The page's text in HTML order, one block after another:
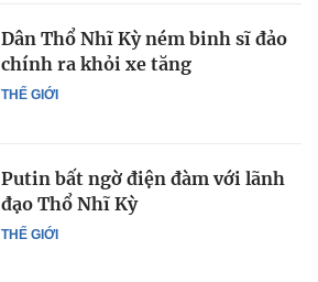
THẾ GIỚI
Dân Thổ Nhĩ Kỳ ném binh sĩ đảo
chính ra khỏi xe tăng
THẾ GIỚI
Putin bất ngờ điện đàm với lãnh
đạo Thổ Nhĩ Kỳ